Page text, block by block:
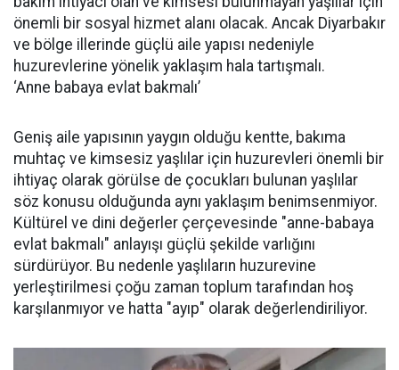
önemli bir sosyal hizmet alanı olacak. Ancak Diyarbakır
ve bölge illerinde güçlü aile yapısı nedeniyle
huzurevlerine yönelik yaklaşım hala tartışmalı.
‘Anne babaya evlat bakmalı’
Geniş aile yapısının yaygın olduğu kentte, bakıma
muhtaç ve kimsesiz yaşlılar için huzurevleri önemli bir
ihtiyaç olarak görülse de çocukları bulunan yaşlılar
söz konusu olduğunda aynı yaklaşım benimsenmiyor.
Kültürel ve dini değerler çerçevesinde "anne-babaya
evlat bakmalı" anlayışı güçlü şekilde varlığını
sürdürüyor. Bu nedenle yaşlıların huzurevine
yerleştirilmesi çoğu zaman toplum tarafından hoş
karşılanmıyor ve hatta "ayıp" olarak değerlendiriliyor.